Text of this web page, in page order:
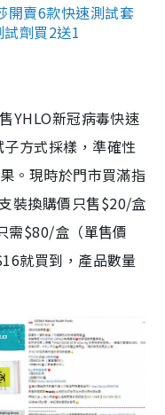
開賣6款快速測試套
劑買2送1
YHLO新冠病毒快速
方式採樣，準確性
。現時於門市買滿指
裝換購價只售$20/盒
需$80/盒（單售價
就買到，產品數量